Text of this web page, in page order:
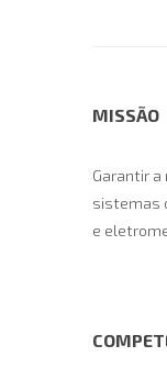
MISSÃO
Garantir
sistemas
e